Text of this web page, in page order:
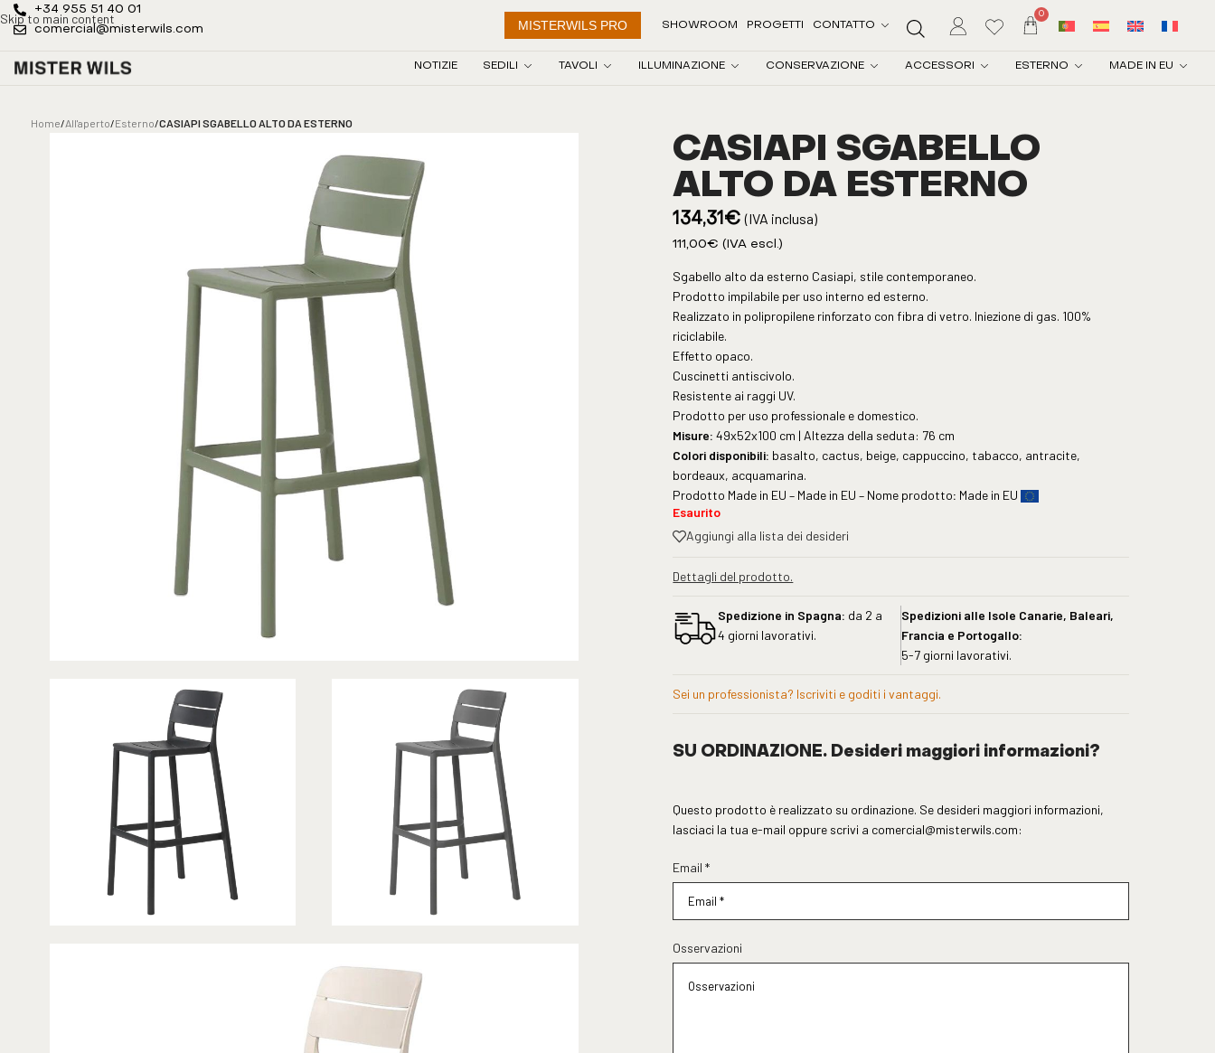
Skip to main content
+34 955 51 40 01
comercial@misterwils.com
MISTERWILS PRO SHOWROOM PROGETTI CONTATTO
0
NOTIZIE SEDILI TAVOLI ILLUMINAZIONE CONSERVAZIONE ACCESSORI ESTERNO MADE IN EU
Home/All'aperto/Esterno/CASIAPI SGABELLO ALTO DA ESTERNO
CASIAPI SGABELLO
ALTO DA ESTERNO
134,31 € (IVA inclusa)
111,00€ (IVA escl.)
Sgabello alto da esterno Casiapi, stile contemporaneo.
Prodotto impilabile per uso interno ed esterno.
Realizzato in polipropilene rinforzato con fibra di vetro. Iniezione di gas. 100%
riciclabile.
Effetto opaco.
Cuscinetti antiscivolo.
Resistente ai raggi UV.
Prodotto per uso professionale e domestico.
Misure: 49x52x100 cm | Altezza della seduta: 76 cm
Colori disponibili: basalto, cactus, beige, cappuccino, tabacco, antracite,
bordeaux, acquamarina.
Prodotto Made in EU – Made in EU – Nome prodotto: Made in EU
Esaurito
Aggiungi alla lista dei desideri
Dettagli del prodotto.
Spedizione in Spagna: da 2 a
4 giorni lavorativi.
Spedizioni alle Isole Canarie, Baleari,
Francia e Portogallo:
5-7 giorni lavorativi.
Sei un professionista? Iscriviti e goditi i vantaggi.
SU ORDINAZIONE. Desideri maggiori informazioni?
Questo prodotto è realizzato su ordinazione. Se desideri maggiori informazioni,
lasciaci la tua e-mail oppure scrivi a comercial@misterwils.com:
Email *
Osservazioni